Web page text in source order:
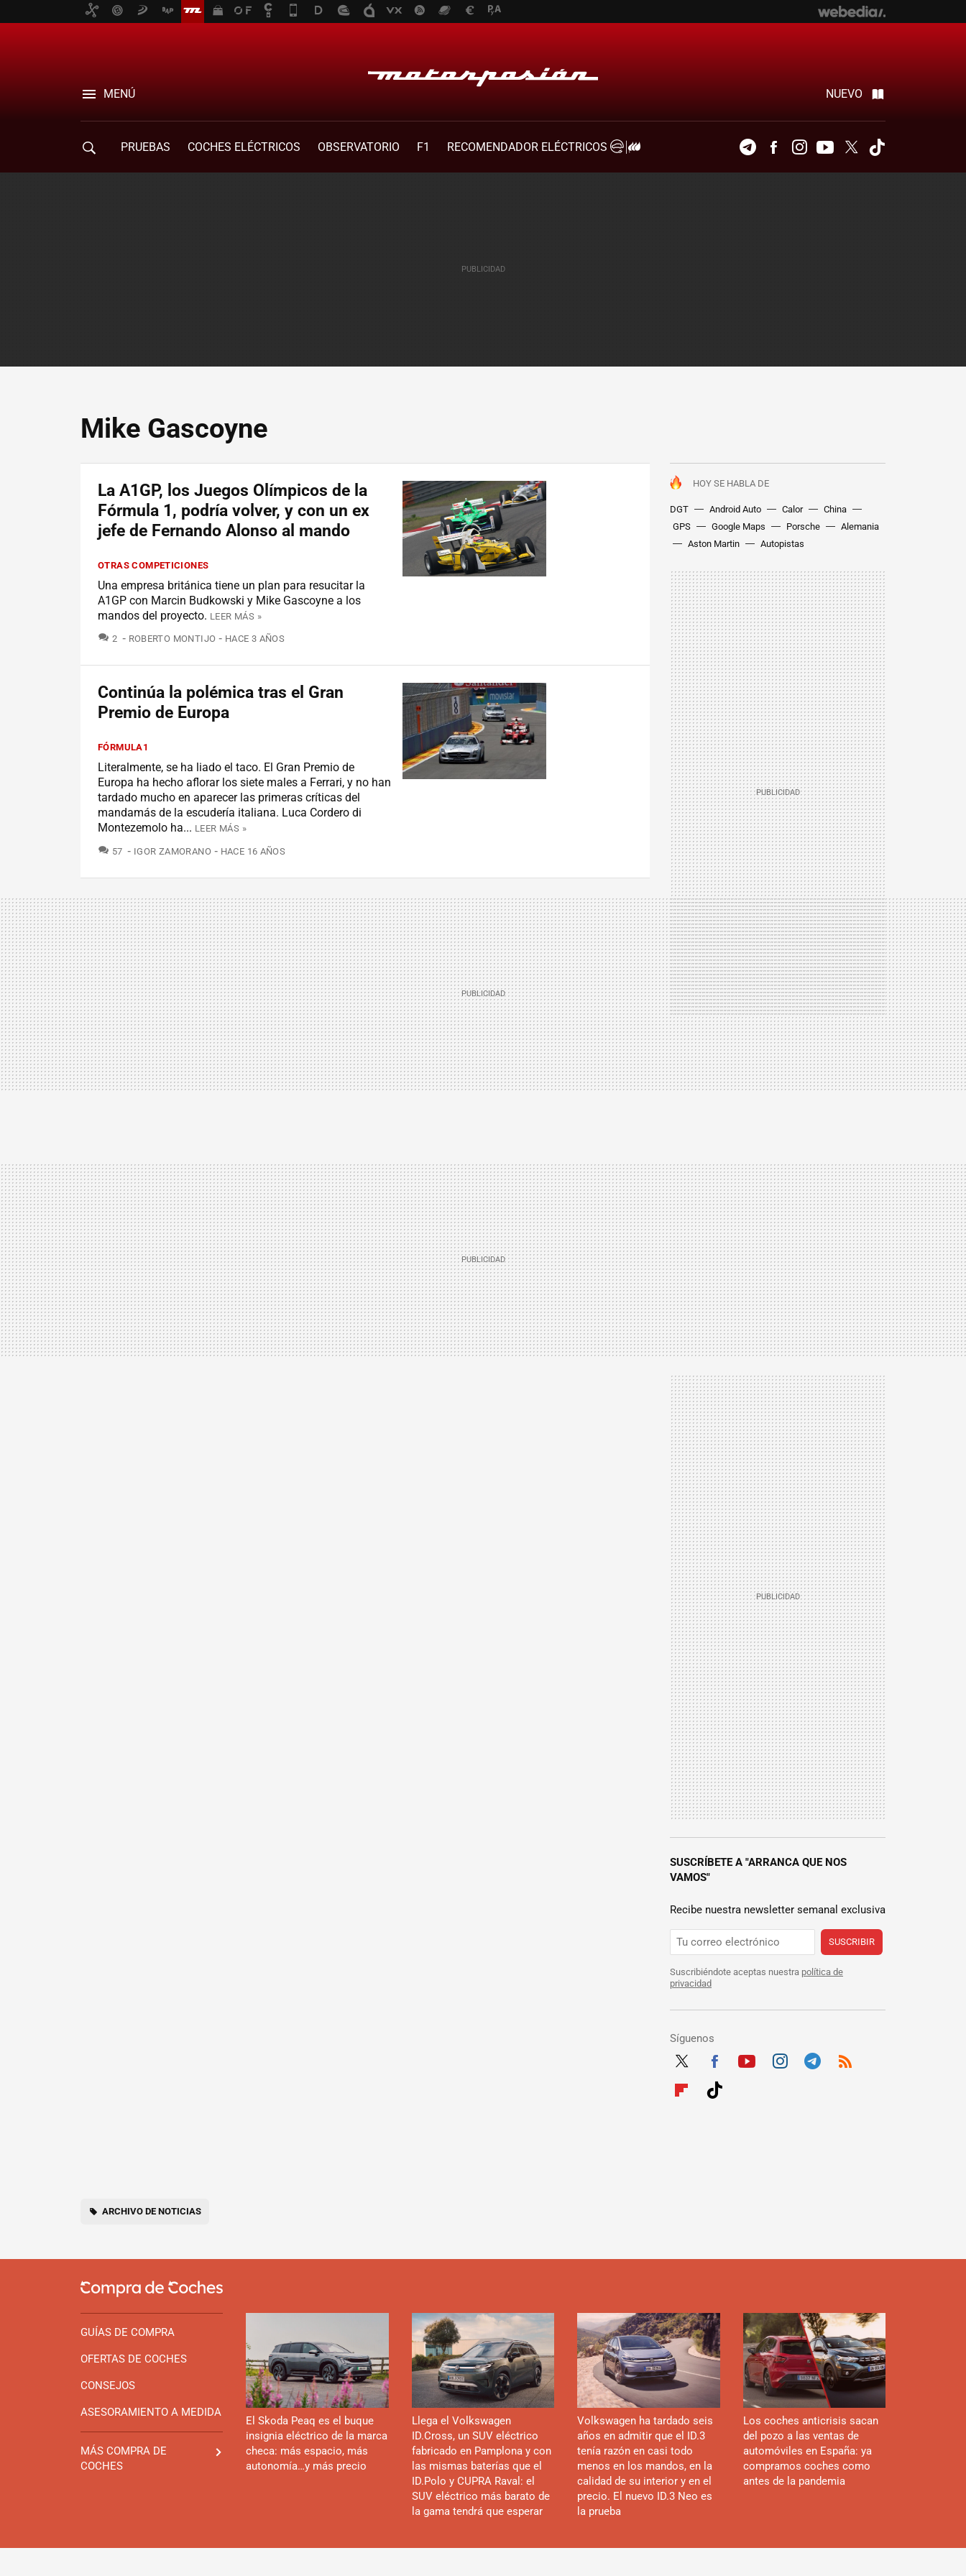
MENÚ NUEVO
PRUEBAS COCHES ELÉCTRICOS OBSERVATORIO F1
RECOMENDADOR ELÉCTRICOS
TelegramFacebookInstagramYoutubeTwitter
Mike Gascoyne
HOY SE HABLA DE
DGT Android Auto Calor
China
GPS
Google Maps Porsche
Alemania
Aston Martin
Autopistas
La A1GP, los Juegos Olímpicos de la
Fórmula 1, podría volver, y con un ex
jefe de Fernando Alonso al mando
OTRAS COMPETICIONES
Una empresa británica tiene un plan para resucitar la
A1GP con Marcin Budkowski y Mike Gascoyne a los
mandos del proyecto. LEER MÁS »
2 COMENTARIOS
ROBERTO MONTIJO HACE 3 AÑOS
Continúa la polémica tras el Gran
Premio de Europa
FÓRMULA1
Literalmente, se ha liado el taco. El Gran Premio de
Europa ha hecho aflorar los siete males a Ferrari, y no han
tardado mucho en aparecer las primeras críticas del
mandamás de la escudería italiana. Luca Cordero di
Montezemolo ha... LEER MÁS »
57 COMENTARIOS
IGOR ZAMORANO HACE 16 AÑOS
SUSCRÍBETE A "ARRANCA QUE NOS
VAMOS"
Recibe nuestra newsletter semanal exclusiva
SUSCRIBIR
Suscribiéndote aceptas nuestra política de
privacidad
Síguenos
Twit
Fac
ARCHIVO DE NOTICIAS
GUÍAS DE COMPRA
OFERTAS DE COCHES
CONSEJOS
ASESORAMIENTO A MEDIDA
MÁS COMPRA DE
COCHES
El Skoda Peaq es el buque
insignia eléctrico de la marca
checa: más espacio, más
autonomía…y más precio
Llega el Volkswagen
ID.Cross, un SUV eléctrico
fabricado en Pamplona y con
las mismas baterías que el
ID.Polo y CUPRA Raval: el
SUV eléctrico más barato de
la gama tendrá que esperar
Volkswagen ha tardado seis
años en admitir que el ID.3
tenía razón en casi todo
menos en los mandos, en la
calidad de su interior y en el
precio. El nuevo ID.3 Neo es
la prueba
Los coches anticrisis sacan
del pozo a las ventas de
automóviles en España: ya
compramos coches como
antes de la pandemia